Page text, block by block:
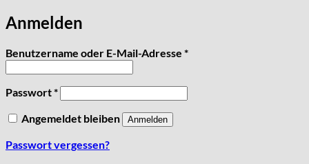
Anmelden
Benutzername oder E-Mail-Adresse *Erforderlich
Passwort*Erforderlich
Angemeldet bleiben Anmelden
Passwort vergessen?